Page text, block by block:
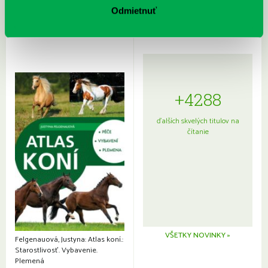
Odmietnuťjaponskou kuchyňou a etiketou
Felgenauová, Justyna: Atlas koní.:
Starostlivosť. Vybavenie.
Plemená
+4288
ďalších skvelých titulov na
čítanie
VŠETKY NOVINKY »